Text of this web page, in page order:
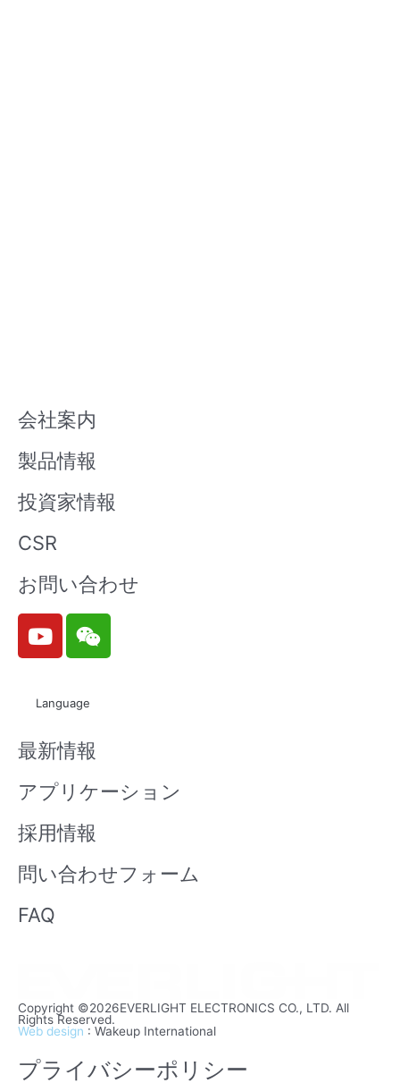
会社案内
製品情報
投資家情報
CSR
お問い合わせ
Y
o
u
b
e
W
e
i
n
Language
最新情報
アプリケーション
採用情報
問い合わせフォーム
FAQ
Copyright ©2026EVERLIGHT ELECTRONICS CO., LTD. All
Rights Reserved.
Web design : Wakeup International
プライバシーポリシー